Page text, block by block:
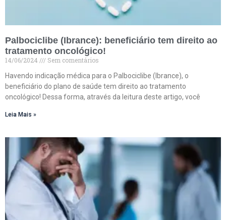
Palbociclibe (Ibrance): beneficiário tem direito ao
tratamento oncológico!
14/06/2024
Sem comentários
Havendo indicação médica para o Palbociclibe (Ibrance), o
beneficiário do plano de saúde tem direito ao tratamento
oncológico! Dessa forma, através da leitura deste artigo, você
Leia Mais »